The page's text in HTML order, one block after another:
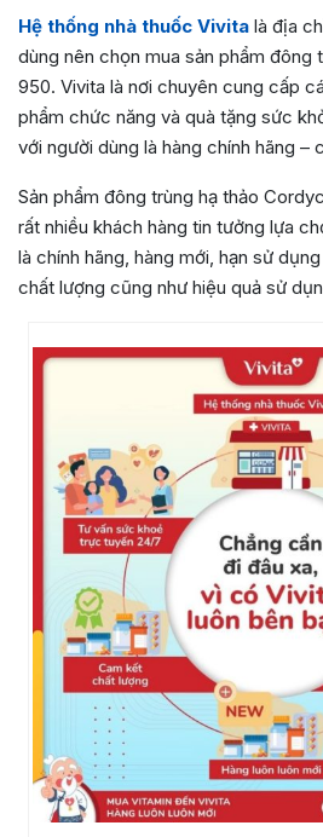
Hệ thống nhà thuốc Vivita là địa
dùng nên chọn mua sản phẩm đông
950. Vivita là nơi chuyên cung cấp
phẩm chức năng và quà tặng sức
với người dùng là hàng chính hãng –
Sản phẩm đông trùng hạ thảo
rất nhiều khách hàng tin tưởng lựa
là chính hãng, hàng mới, hạn sử
chất lượng cũng như hiệu quả sử